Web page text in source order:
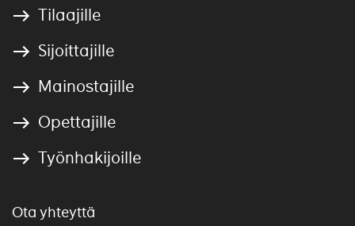
Tilaajille
Sijoittajille
Mainostajille
Opettajille
Työnhakijoille
Ota yhteyttä